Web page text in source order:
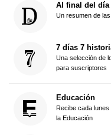
Al final del día
Un resumen de
7 días 7
Una selección de
para suscriptores
Educación
Recibe cada lunes
la Educación